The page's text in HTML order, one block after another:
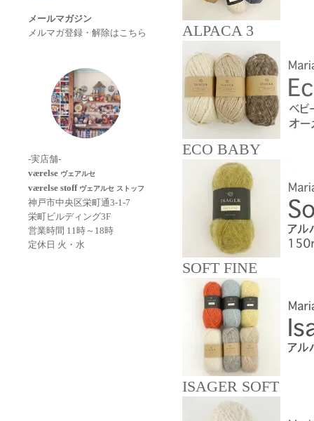
メールマガジン
メルマガ登録・解除はこちら
-実店舗-
værelse ヴェアルセ
værelse stoff ヴェアルセ ストッフ
神戸市中央区栄町通3-1-7
栄町ビルディング3F
営業時間 11時～18時
定休日 火・水
ALPACA 3
ECO BABY
SOFT FINE
ISAGER SOFT